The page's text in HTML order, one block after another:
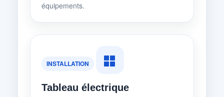
équipements.
INSTALLATION
Tableau électrique